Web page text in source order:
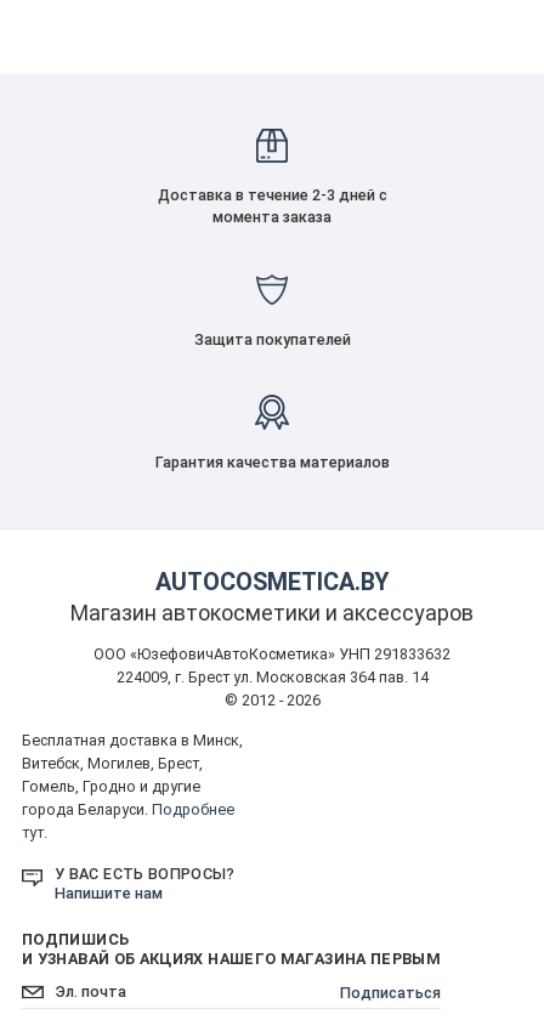
Доставка в течение 2-3 дней с
момента заказа
Защита покупателей
Гарантия качества материалов
AUTOCOSMETICA.BY
Магазин автокосметики и аксессуаров
ООО «ЮзефовичАвтоКосметика» УНП 291833632
224009, г. Брест ул. Московская 364 пав. 14
© 2012 - 2026
Бесплатная доставка в Минск,
Витебск, Могилев, Брест,
Гомель, Гродно и другие
города Беларуси. Подробнее
тут.
У ВАС ЕСТЬ ВОПРОСЫ?
Напишите нам
ПОДПИШИСЬ
И УЗНАВАЙ ОБ АКЦИЯХ НАШЕГО МАГАЗИНА ПЕРВЫМ
Подписаться